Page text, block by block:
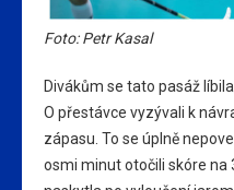
Foto: Petr Kasal
Divákům se tato pasáž
O přestávce vyzývali k
zápasu. To se úplně
osmi minut otočili skóre na